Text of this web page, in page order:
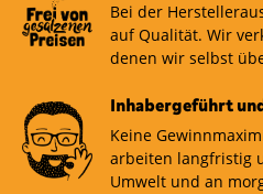
Bei der
auf Qualität. Wir
denen wir selbst
Inhabergeführt
Keine
arbeiten langfristig
Umwelt und an